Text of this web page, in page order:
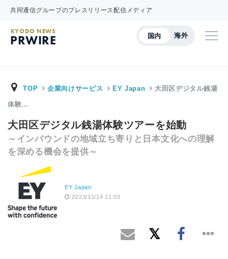
共同通信グループのプレスリリース配信メディア
国内 海外
KYODO NEWS
PRWIRE
TOP 企業向けサービス EY Japan 大田区デジタル銭湯
体験…
大田区デジタル銭湯体験ツアーを始動
～インバウンドの地域立ち寄りと日本文化への理解
を深める機会を提供～
EY Japan
2023/11/14 11:00